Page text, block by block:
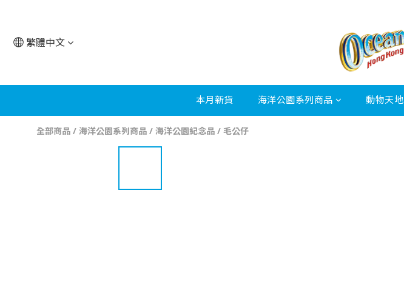
繁體中文
本月新貨 海洋公園系列商品 動物天地
全部商品 / 海洋公園系列商品 / 海洋公園紀念品 / 毛公仔